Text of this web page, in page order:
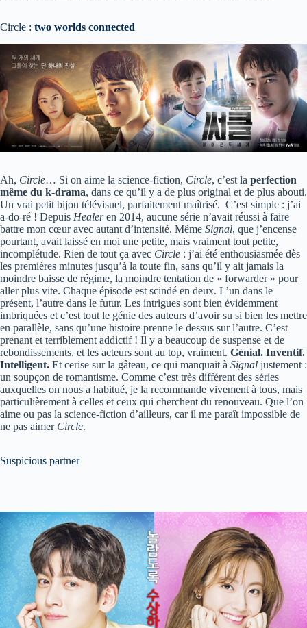
Circle : two worlds connected
Ah, Circle… Si on aime la science-fiction, Circle, c’est la perfection
même du k-drama, dans ce qu’il y a de plus original et de plus abouti.
Un vrai petit bijou télévisuel, parfaitement maîtrisé. C’est simple : j’ai
a-do-ré ! Depuis Healeren 2014, aucune série n’avait réussi à faire
battre mon cœur avec autant d’intensité. Même Signal, que j’encense
pourtant, avait laissé en moi une petite, mais vraiment tout petite,
incomplétude. Rien de tout ça avec Circle : j’ai été enthousiasmée dès
les premières minutes jusqu’à la toute fin, sans qu’il y ait jamais la
moindre baisse de régime, la moindre tentation de « forwarder » pour
aller plus vite. Chaque épisode est scindé en deux. L’un dans le
présent, l’autre dans le futur. Les intrigues sont bien évidemment
imbriquées et c’est tout le génie des auteurs d’avoir su si bien les mettre
en parallèle, sans qu’une histoire prenne le dessus sur l’autre. C’est
prenant et terriblement addictif ! Il y a beaucoup de suspense et de
rebondissements, et les acteurs sont au top, vraiment. Génial. Inventif.
Intelligent. Et cerise sur la gâteau, ce qui manquait à Signal justement :
un soupçon de romantisme. Comme c’est très différent des séries
auxquelles on nous a habitué, je la recommande vivement à tous, mais
particulièrement à celles et ceux qui cherchent du renouveau. Que l’on
aime ou pas la science-fiction d’ailleurs, car il me paraît impossible de
ne pas aimer Circle.
Suspicious partner